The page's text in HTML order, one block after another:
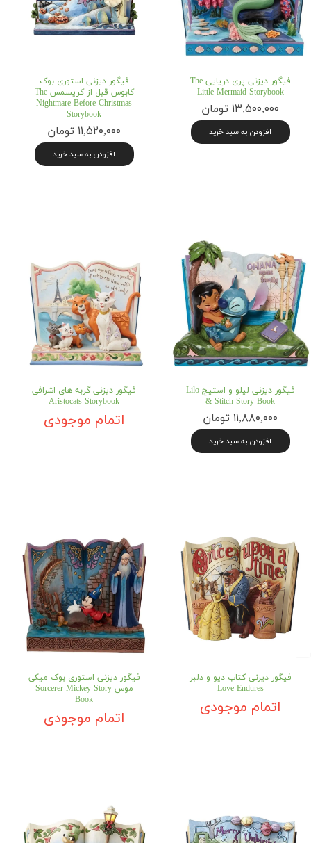
فیگور دیزنی پری دریایی The
Little Mermaid Storybook
۱۳,۵۰۰,۰۰۰ تومان
افزودن به سبد خرید
فیگور دیزنی استوری بوک
کابوس قبل از کریسمس The
Nightmare Before Christmas
Storybook
۱۱,۵۲۰,۰۰۰ تومان
افزودن به سبد خرید
فیگور دیزنی لیلو و استیچ Lilo
& Stitch Story Book
۱۱,۸۸۰,۰۰۰ تومان
افزودن به سبد خرید
فیگور دیزنی گربه های اشرافی
Aristocats Storybook
اتمام موجودی
فیگور دیزنی کتاب دیو و دلبر
Love Endures
اتمام موجودی
فیگور دیزنی استوری بوک میکی
موس Sorcerer Mickey Story
Book
اتمام موجودی